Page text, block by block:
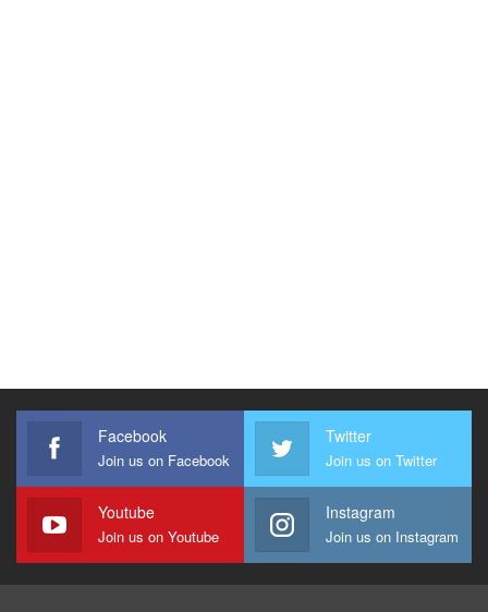
Facebook
Join us on Facebook
Twitter
Join us on Twitter
Youtube
Join us on Youtube
Instagram
Join us on Instagram